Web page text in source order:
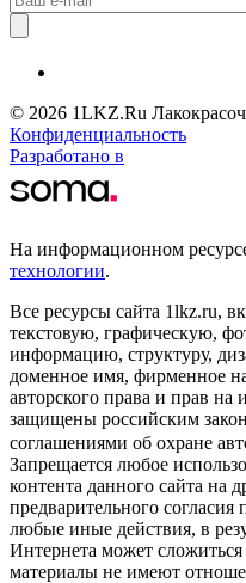
© 2026 1LKZ.Ru
Конфиденциальность
Разработано в
На информационном
технологии.
Все ресурсы сайта 1lkz.ru,
текстовую, графическую,
информацию, структуру,
доменное имя, фирменное
авторского права и прав на
защищены российским
соглашениями об охране
Запрещается любое
контента данного сайта на
предварительного
любые иные действия, в
Интернета может
материалы не имеют